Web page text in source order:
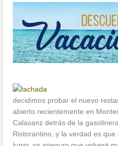
decidimos probar el nuevo
abierto recientemente en
Calasanz detrás de la
Ristorantino, y la verdad es